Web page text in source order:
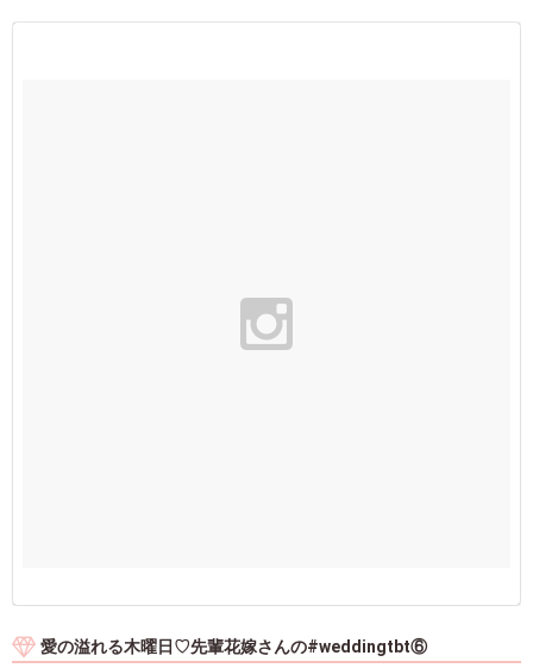
愛の溢れる木曜日♡先輩花嫁さんの#weddingtbt⑥